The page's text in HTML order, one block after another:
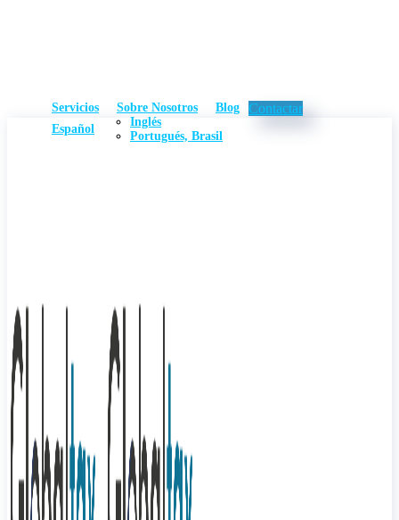
Servicios Sobre Nosotros
Blog
Español
Inglés
Portugués, Brasil
Contactar